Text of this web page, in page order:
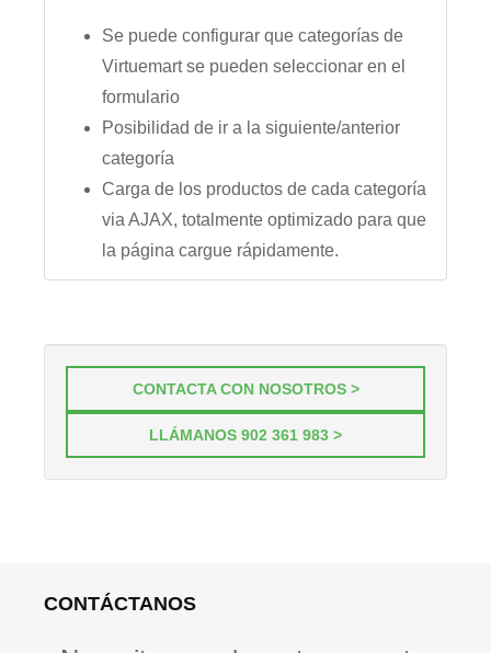
Se puede configurar que categorías de
Virtuemart se pueden seleccionar en el
formulario
Posibilidad de ir a la siguiente/anterior
categoría
Carga de los productos de cada categoría
via AJAX, totalmente optimizado para que
la página cargue rápidamente.
CONTACTA CON NOSOTROS >
LLÁMANOS 902 361 983 >
CONTÁCTANOS